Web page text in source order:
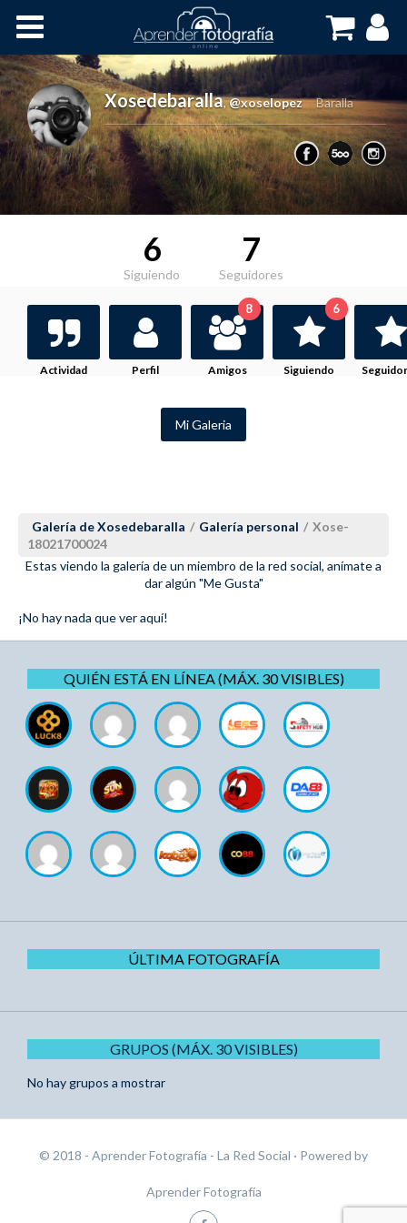
Cursos OnLine
Xosedebaralla,@xoselopez Baralla
6
Siguiendo
7
Seguidores
Actividad Perfil Amigos
8
Siguiendo
6
Mi Galeria
Galería de Xosedebaralla / Galería personal / Xose-
18021700024
Estas viendo la galería de un miembro de la red social, anímate a
dar algún "Me Gusta"
¡No hay nada que ver aquí!
QUIÉN ESTÁ EN LÍNEA (MÁX. 30 VISIBLES)
ÚLTIMA FOTOGRAFÍA
GRUPOS (MÁX. 30 VISIBLES)
No hay grupos a mostrar
© 2018 - Aprender Fotografía - La Red Social · Powered by
Aprender Fotografía